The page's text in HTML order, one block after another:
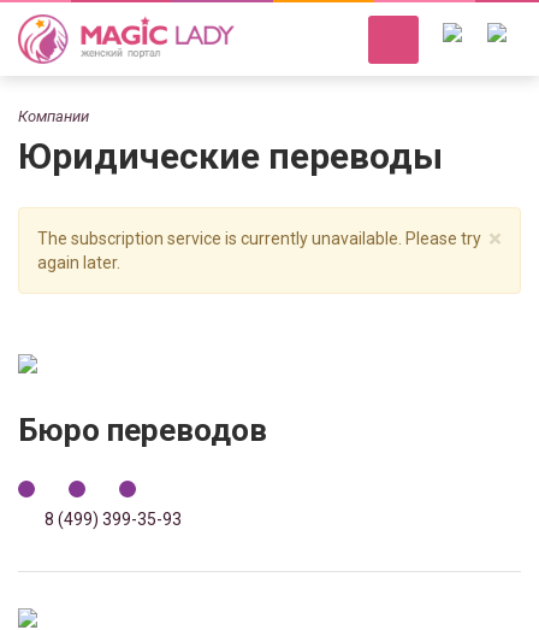
Компании
Юридические переводы
×
The subscription service is currently unavailable. Please try
again later.
Бюро переводов
8 (499) 399-35-93